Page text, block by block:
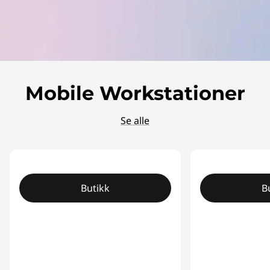
Mobile Workstationer
Se alle
Butikk